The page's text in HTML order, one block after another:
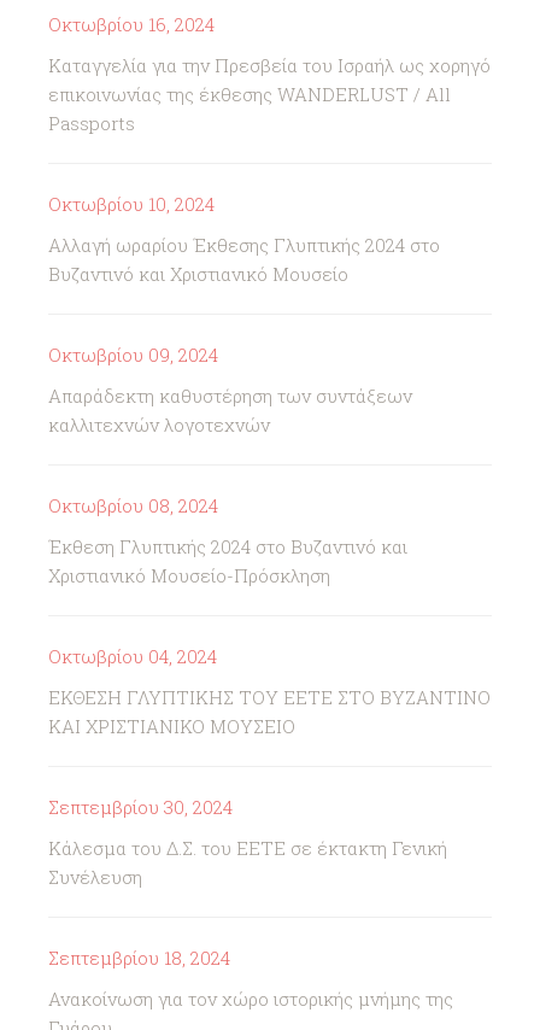
Οκτωβρίου 16, 2024
Καταγγελία για την Πρεσβεία του Ισραήλ ως χορηγό
επικοινωνίας της έκθεσης WANDERLUST / All
Passports
Οκτωβρίου 10, 2024
Αλλαγή ωραρίου Έκθεσης Γλυπτικής 2024 στο
Βυζαντινό και Χριστιανικό Μουσείο
Οκτωβρίου 09, 2024
Απαράδεκτη καθυστέρηση των συντάξεων
καλλιτεχνών λογοτεχνών
Οκτωβρίου 08, 2024
Έκθεση Γλυπτικής 2024 στο Βυζαντινό και
Χριστιανικό Μουσείο-Πρόσκληση
Οκτωβρίου 04, 2024
ΕΚΘΕΣΗ ΓΛΥΠΤΙΚΗΣ ΤΟΥ ΕΕΤΕ ΣΤΟ ΒΥΖΑΝΤΙΝΟ
ΚΑΙ ΧΡΙΣΤΙΑΝΙΚΟ ΜΟΥΣΕΙΟ
Σεπτεμβρίου 30, 2024
Κάλεσμα του Δ.Σ. του ΕΕΤΕ σε έκτακτη Γενική
Συνέλευση
Σεπτεμβρίου 18, 2024
Ανακοίνωση για τον χώρο ιστορικής μνήμης της